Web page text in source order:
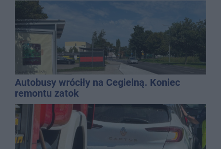
Autobusy wróciły na Cegielną. Koniec
remontu zatok